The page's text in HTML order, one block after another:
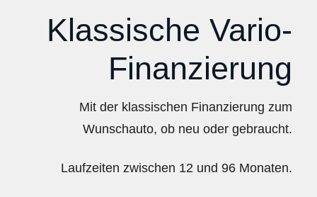
Klassische Vario-
Finanzierung
Mit der klassischen Finanzierung zum
Wunschauto, ob neu oder gebraucht.
Laufzeiten zwischen 12 und 96 Monaten.